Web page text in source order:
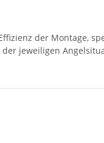
der Montage,
jeweiligen